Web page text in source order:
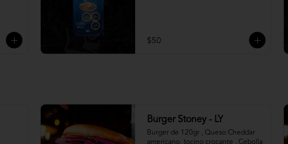
$50
Burger Stoney - LY
Burger de 120gr , Queso Cheddar
americano, tocino crocante , Cebolla